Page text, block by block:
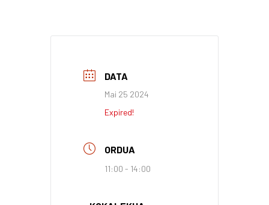
DATA
Mai 25 2024
Expired!
ORDUA
11:00 - 14:00